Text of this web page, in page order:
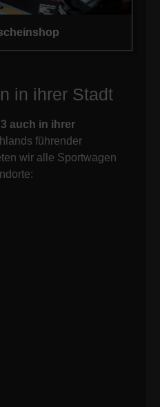
in ihrer Stadt
auch in ihrer
führender
wir alle Sportwagen